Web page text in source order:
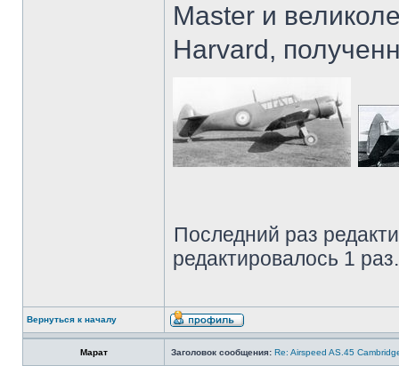
Master и
Harvard,
Последний раз
редактировалось 1 раз.
Вернуться к началу
Марат Заголовок сообщения: Re: Airspeed AS.45